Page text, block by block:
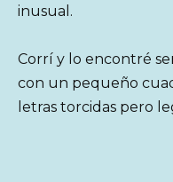
inusual.
Corrí y lo encontré
con un pequeño
letras torcidas pero